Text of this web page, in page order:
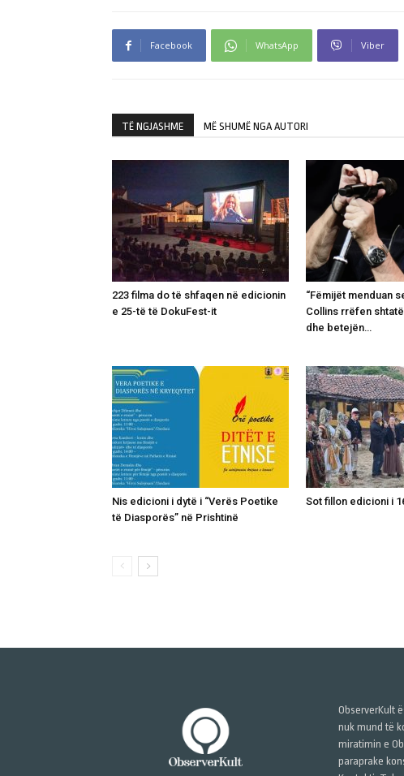
Facebook WhatsApp Viber
TË NGJASHME MË SHUMË NGA AUTORI
223 filma do të shfaqen në edicionin
e 25-të të DokuFest-it
“Fëmijët menduan
Collins rrëfen
dhe betejën…
Nis edicioni i dytë i “Verës Poetike
të Diasporës” në Prishtinë
Sot fillon edicioni i
ObserverKult
nuk mund të
miratimin e
paraprake